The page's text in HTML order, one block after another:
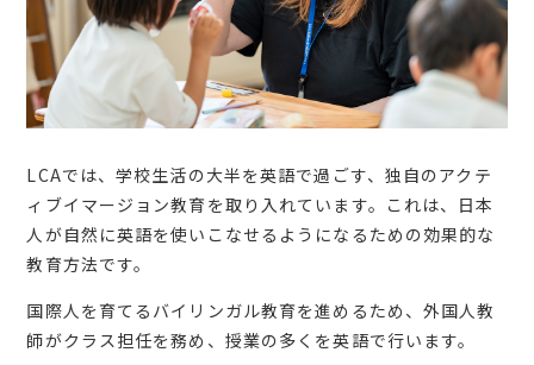
LCAでは、学校生活の大半を英語で過ごす、独自のアクテ
ィブイマージョン教育を取り入れています。これは、日本
人が自然に英語を使いこなせるようになるための効果的な
教育方法です。
国際人を育てるバイリンガル教育を進めるため、外国人教
師がクラス担任を務め、授業の多くを英語で行います。